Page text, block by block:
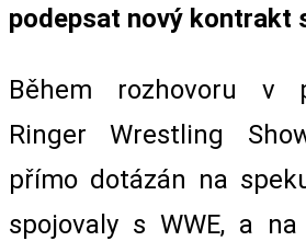
podepsat nový kontrakt
Během rozhovoru v
Ringer Wrestling
přímo dotázán na
spojovaly s WWE, a